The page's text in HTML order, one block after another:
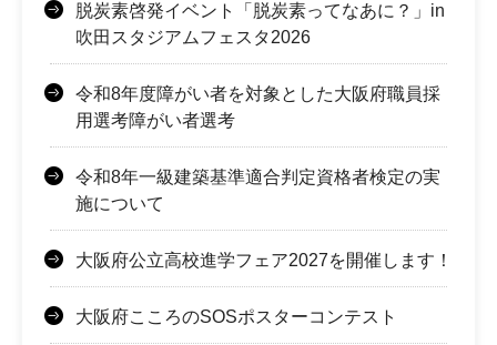
脱炭素啓発イベント「脱炭素ってなあに？」in
吹田スタジアムフェスタ2026
令和8年度障がい者を対象とした大阪府職員採
用選考障がい者選考
令和8年一級建築基準適合判定資格者検定の実
施について
大阪府公立高校進学フェア2027を開催します！
大阪府こころのSOSポスターコンテスト